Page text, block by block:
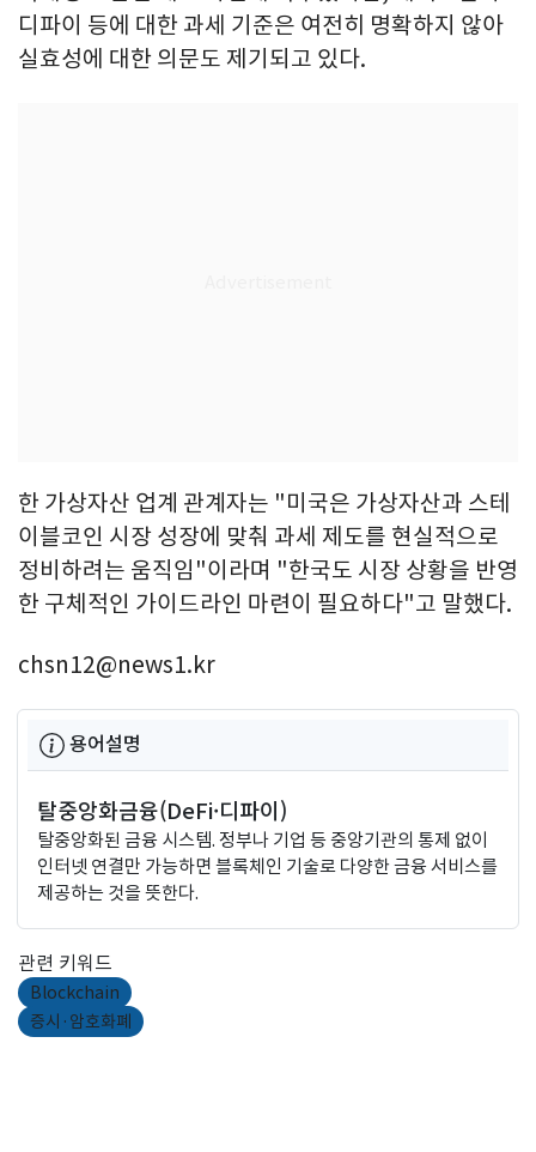
디파이 등에 대한 과세 기준은 여전히 명확하지 않아
실효성에 대한 의문도 제기되고 있다.
한 가상자산 업계 관계자는 "미국은 가상자산과 스테
이블코인 시장 성장에 맞춰 과세 제도를 현실적으로
정비하려는 움직임"이라며 "한국도 시장 상황을 반영
한 구체적인 가이드라인 마련이 필요하다"고 말했다.
chsn12@news1.kr
용어설명
탈중앙화금융(DeFi·디파이)
탈중앙화된 금융 시스템. 정부나 기업 등 중앙기관의 통제 없이
인터넷 연결만 가능하면 블록체인 기술로 다양한 금융 서비스를
제공하는 것을 뜻한다.
관련 키워드
Blockchain
증시·암호화폐